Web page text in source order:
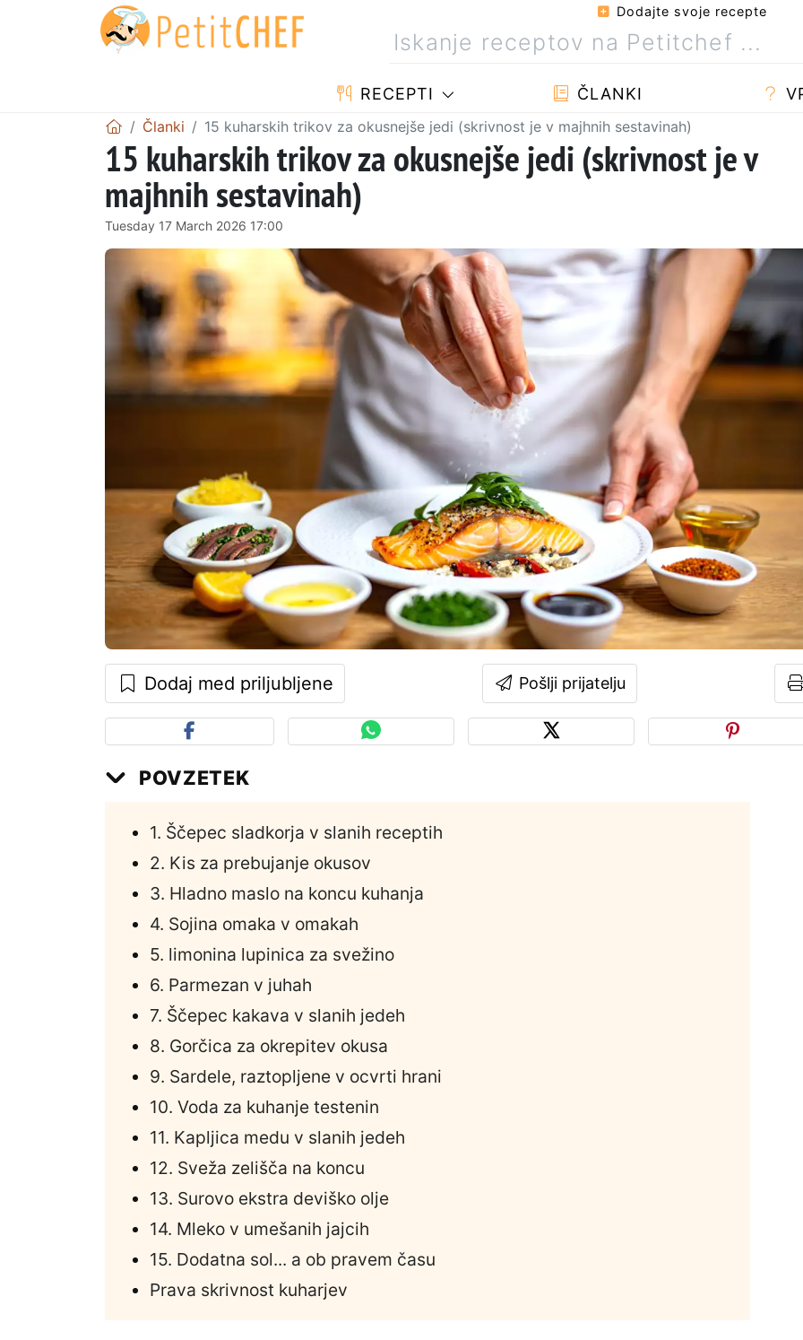
Dodajte svoje recepte
RECEPTI ČLANKI
Članki 15 kuharskih trikov za okusnejše jedi (skrivnost je v majhnih sestavinah)
15 kuharskih trikov za okusnejše jedi (skrivnost je v
majhnih sestavinah)
Tuesday 17 March 2026 17:00
Dodaj med priljubljene Pošlji prijatelju
POVZETEK
1. Ščepec sladkorja v slanih receptih
2. Kis za prebujanje okusov
3. Hladno maslo na koncu kuhanja
4. Sojina omaka v omakah
5. limonina lupinica za svežino
6. Parmezan v juhah
7. Ščepec kakava v slanih jedeh
8. Gorčica za okrepitev okusa
9. Sardele, raztopljene v ocvrti hrani
10. Voda za kuhanje testenin
11. Kapljica medu v slanih jedeh
12. Sveža zelišča na koncu
13. Surovo ekstra deviško olje
14. Mleko v umešanih jajcih
15. Dodatna sol... a ob pravem času
Prava skrivnost kuharjev